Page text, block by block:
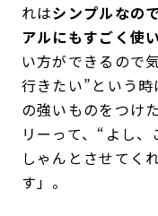
れはシンプルなの
アルにもすごく使
い方ができるので
行きたい”という
の強いものをつけ
リーって、“よし
しゃんとさせてく
す」。